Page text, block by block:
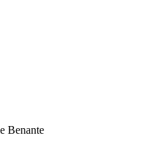
Benante